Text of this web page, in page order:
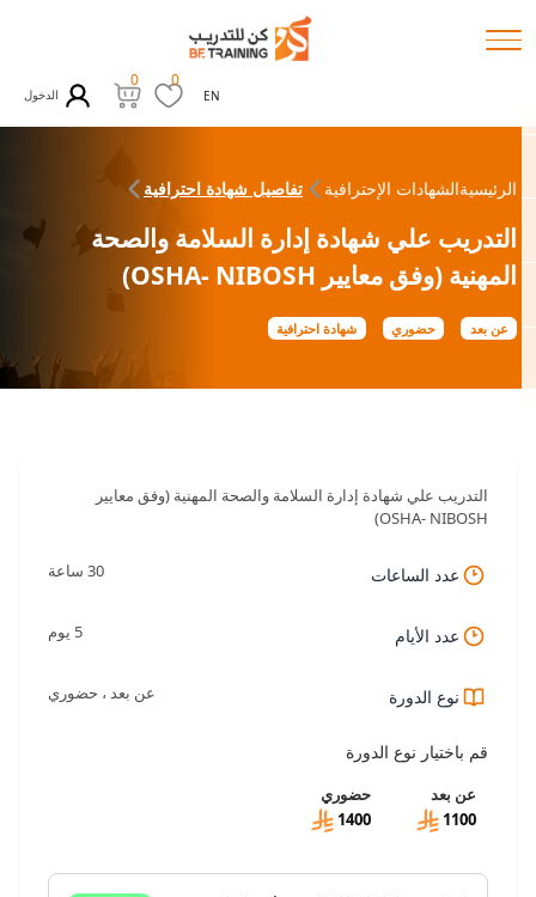
EN
0
0
الدخول
الرئيسيةالشهادات الإحترافية تفاصيل شهادة احترافية
التدريب علي شهادة إدارة السلامة والصحة
المهنية (وفق معايير OSHA- NIBOSH)
عن بعد حضوري شهادة احترافية
التدريب علي شهادة إدارة السلامة والصحة المهنية (وفق معايير
OSHA- NIBOSH)
عدد الساعات 30 ساعة
عدد الأيام 5 يوم
نوع الدورة عن بعد ، حضوري
قم باختيار نوع الدورة
عن بعد
1100
حضوري
1400